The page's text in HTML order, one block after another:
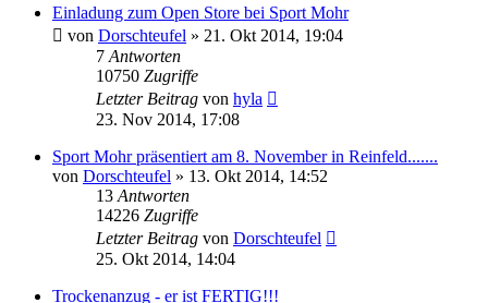
Einladung zum Open Store bei Sport Mohr
von Dorschteufel » 21. Okt 2014, 19:04
7 Antworten
10750 Zugriffe
Letzter Beitrag von hyla
23. Nov 2014, 17:08
Sport Mohr präsentiert am 8. November in Reinfeld.......
von Dorschteufel » 13. Okt 2014, 14:52
13 Antworten
14226 Zugriffe
Letzter Beitrag von Dorschteufel
25. Okt 2014, 14:04
Trockenanzug - er ist FERTIG!!!